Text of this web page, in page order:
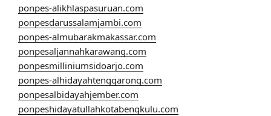
ponpes-alikhlaspasuruan.com
ponpesdarussalamjambi.com
ponpes-almubarakmakassar.com
ponpesaljannahkarawang.com
ponpesmilliniumsidoarjo.com
ponpes-alhidayahtenggarong.com
ponpesalbidayahjember.com
ponpeshidayatullahkotabengkulu.com